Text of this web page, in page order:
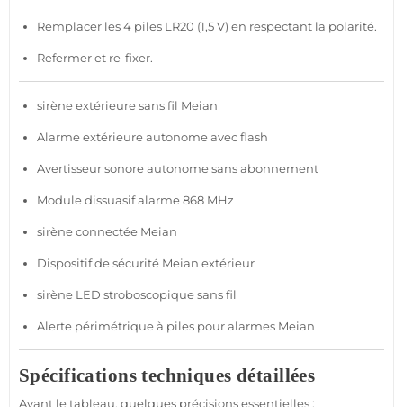
Remplacer les 4 piles LR20 (1,5 V) en respectant la polarité.
Refermer et re-fixer.
sirèneextérieuresans fil Meian
Alarmeextérieureautonome avec flash
Avertisseur sonore autonomesans abonnement
Moduledissuasifalarme868 MHz
sirèneconnectée Meian
Dispositif desécurité Meian extérieur
sirène LED stroboscopique sans fil
Alerte périmétrique à piles pour alarmes Meian
Spécifications techniques détaillées
Avant le tableau, quelques précisions essentielles :